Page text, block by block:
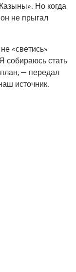
». Но когда
не пры­гал
«све­тись»
соби­ра­юсь стать
— пере­дал
источник.